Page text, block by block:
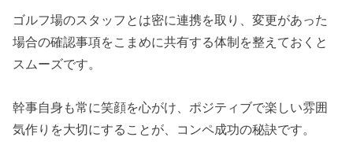
ゴルフ場のスタッフとは密に連携を取り、変更があった
場合の確認事項をこまめに共有する体制を整えておくと
スムーズです。
幹事自身も常に笑顔を心がけ、ポジティブで楽しい雰囲
気作りを大切にすることが、コンペ成功の秘訣です。